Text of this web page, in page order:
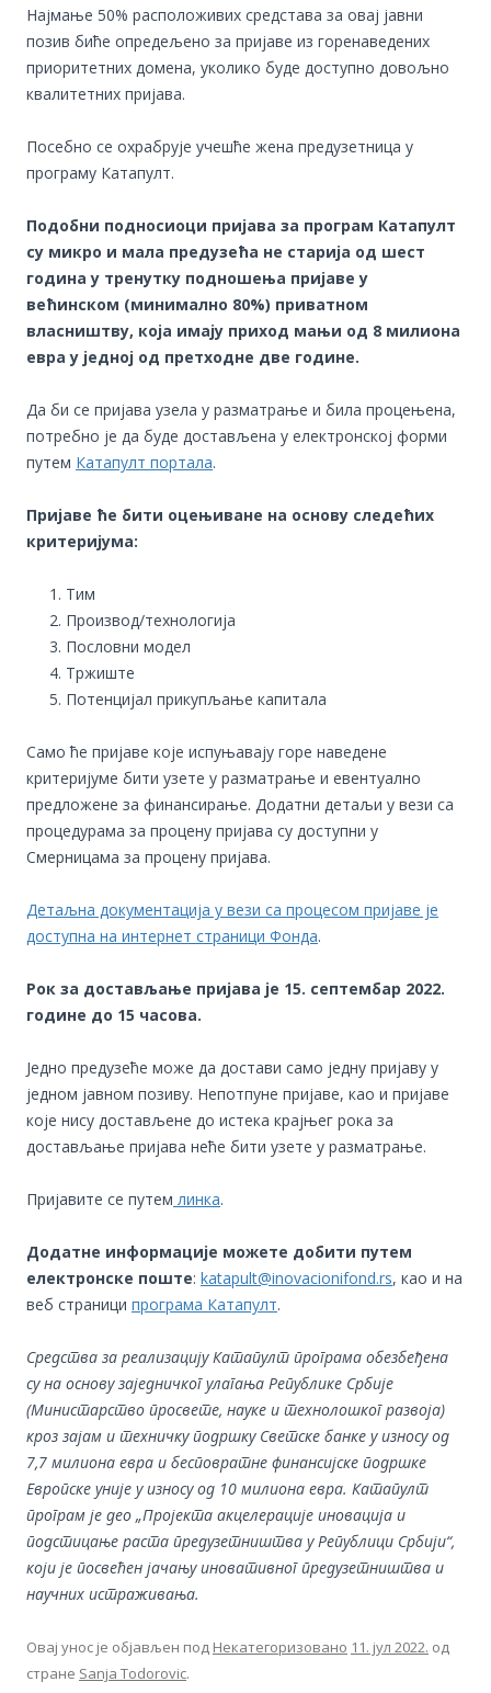
Најмање 50% расположивих средстава за овај јавни
позив биће опредељено за пријаве из горенаведених
приоритетних домена, уколико буде доступно довољно
квалитетних пријава.
Посебно се охрабрује учешће жена предузетница у
програму Катапулт.
Подобни подносиоци пријава за програм Катапулт
су микро и мала предузећа не старија од шест
година у тренутку подношења пријаве у
већинском (минимално 80%) приватном
власништву, која имају приход мањи од 8 милиона
евра у једној од претходне две године.
Да би се пријава узела у разматрање и била процењена,
потребно је да буде достављена у електронској форми
путем Катапулт портала.
Пријаве ће бити оцењиване на основу следећих
критеријума:
Тим
Производ/технологија
Пословни модел
Тржиште
Потенцијал прикупљање капитала
Само ће пријаве које испуњавају горе наведене
критеријуме бити узете у разматрање и евентуално
предложене за финансирање. Додатни детаљи у вези са
процедурама за процену пријава су доступни у
Смерницама за процену пријава.
Детаљна документација у вези са процесом пријаве је
доступна на интернет страници Фонда.
Рок за достављање пријава је 15. септембар 2022.
године до 15 часова.
Једно предузеће може да достави само једну пријаву у
једном јавном позиву. Непотпуне пријаве, као и пријаве
које нису достављене до истека крајњег рока за
достављање пријава неће бити узете у разматрање.
Пријавите се путем линка.
Додатне информације можете добити путем
електронске поште: katapult@inovacionifond.rs, као и на
веб страници програма Катапулт.
Средства за реализацију Катапулт програма обезбеђeна
су на основу заједничког улагања Републике Србије
(Министарство просвете, науке и технолошког развоја)
кроз зајам и техничку подршку Светске банке у износу од
7,7 милиона евра и бесповратне финансијске подршке
Европске уније у износу од 10 милиона евра. Катапулт
програм је део „Пројекта акцелерације иновација и
подстицање раста предузетништва у Републици Србији“,
који је посвећен јачању иновативног предузетништва и
научних истраживања.
Овај унос је објављен под Некатегоризовано 11. јул 2022. од
стране Sanja Todorovic.